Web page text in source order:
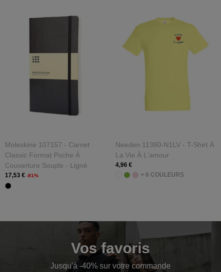
Moleskine 107157 - Carnet
Classic Format Poche À
Couverture Souple - Ligné
17,53 € -81%
Needen 11380-N1LV - T-Shirt À
La Vie À L'amour
4,96 €
+ 6 COULEURS
Vos favoris
Jusqu'à -40% sur votre commande